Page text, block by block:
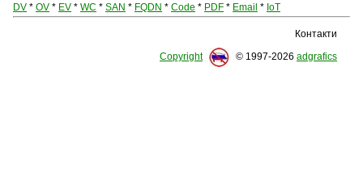
DV * OV * EV * WC * SAN * FQDN * Code * PDF * Email * IoT
Контакти
Copyright © 1997-2026 adgrafics